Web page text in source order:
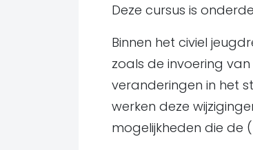
Deze cursus is
Binnen het civiel
zoals de invoering
veranderingen in het
werken deze
mogelijkheden die de